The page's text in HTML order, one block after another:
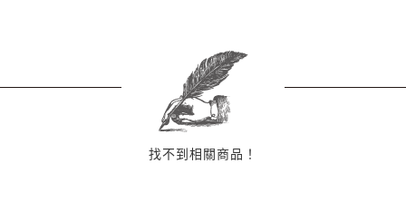
找不到相關商品！